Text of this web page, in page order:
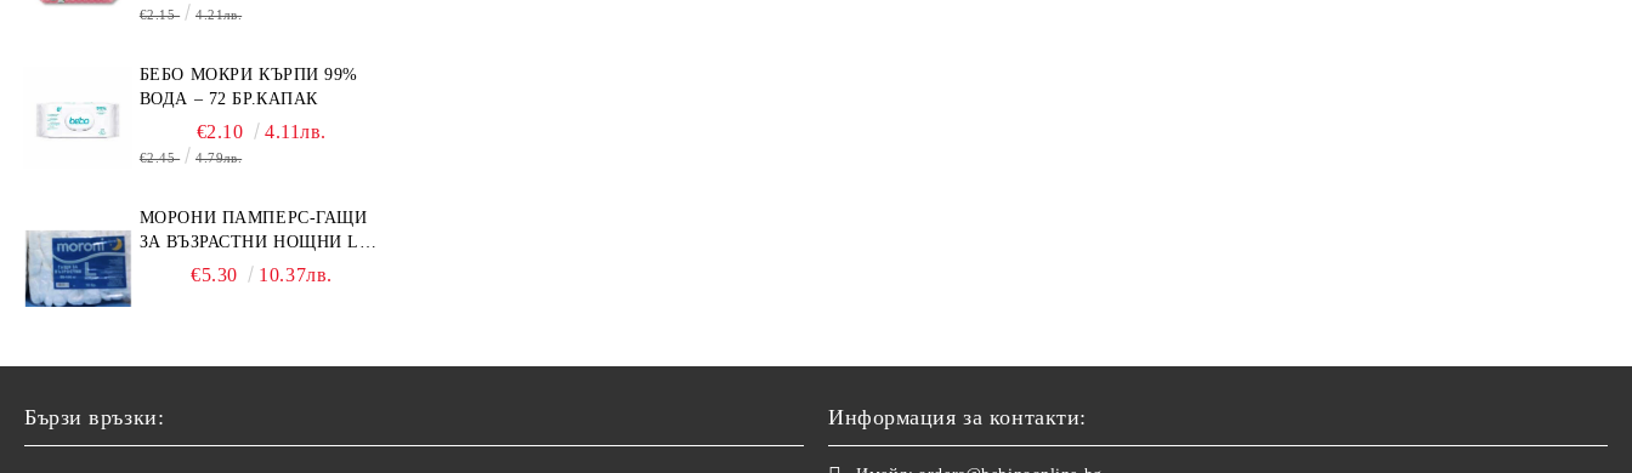
€2.15 4.21лв.
БЕБО МОКРИ КЪРПИ 99%
ВОДА – 72 БР.КАПАК
€2.10 4.11лв.
€2.45 4.79лв.
МОРОНИ ПАМПЕРС-ГАЩИ
ЗА ВЪЗРАСТНИ НОЩНИ L
НОЩНИ X 10БР.
€5.30 10.37лв.
Бързи връзки: Информация за контакти: